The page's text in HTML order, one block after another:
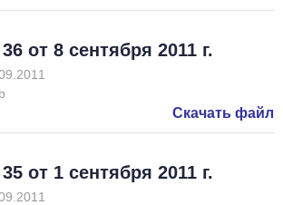
от 8 сентября 2011 г.
Скачать файл
от 1 сентября 2011 г.